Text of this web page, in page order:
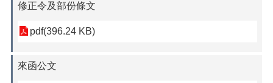
修正令及部份條文
pdf(396.24 KB)
來函公文